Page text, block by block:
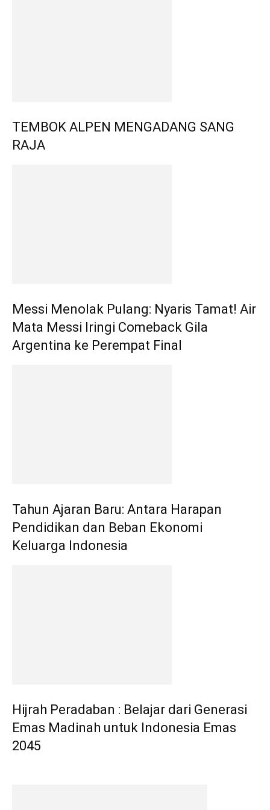
TEMBOK ALPEN MENGADANG SANG
RAJA
Messi Menolak Pulang: Nyaris Tamat! Air
Mata Messi Iringi Comeback Gila
Argentina ke Perempat Final
Tahun Ajaran Baru: Antara Harapan
Pendidikan dan Beban Ekonomi
Keluarga Indonesia
Hijrah Peradaban : Belajar dari Generasi
Emas Madinah untuk Indonesia Emas
2045